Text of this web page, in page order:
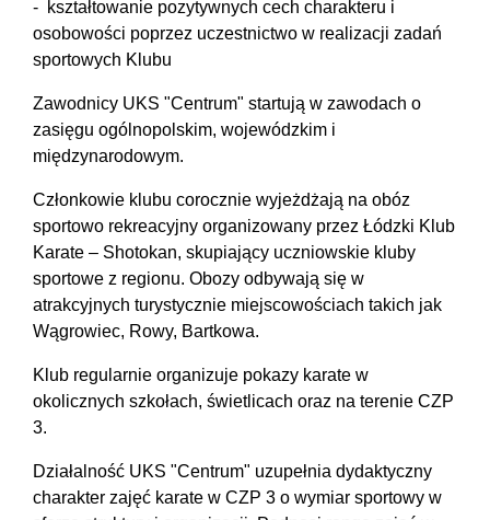
- kształtowanie pozytywnych cech charakteru i
osobowości poprzez uczestnictwo w realizacji zadań
sportowych Klubu
Zawodnicy UKS "Centrum" startują w zawodach o
zasięgu ogólnopolskim, wojewódzkim i
międzynarodowym.
Członkowie klubu corocznie wyjeżdżają na obóz
sportowo rekreacyjny organizowany przez Łódzki Klub
Karate – Shotokan, skupiający uczniowskie kluby
sportowe z regionu. Obozy odbywają się w
atrakcyjnych turystycznie miejscowościach takich jak
Wągrowiec, Rowy, Bartkowa.
Klub regularnie organizuje pokazy karate w
okolicznych szkołach, świetlicach oraz na terenie CZP
3.
Działalność UKS "Centrum" uzupełnia dydaktyczny
charakter zajęć karate w CZP 3 o wymiar sportowy w